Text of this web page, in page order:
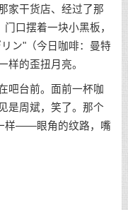
家干货店、经过了那
口摆着一块小黑板，
ン"（今日咖啡：曼特
样的歪扭月亮。
台前。面前一杯咖
是周斌，笑了。那个
样——眼角的纹路，嘴